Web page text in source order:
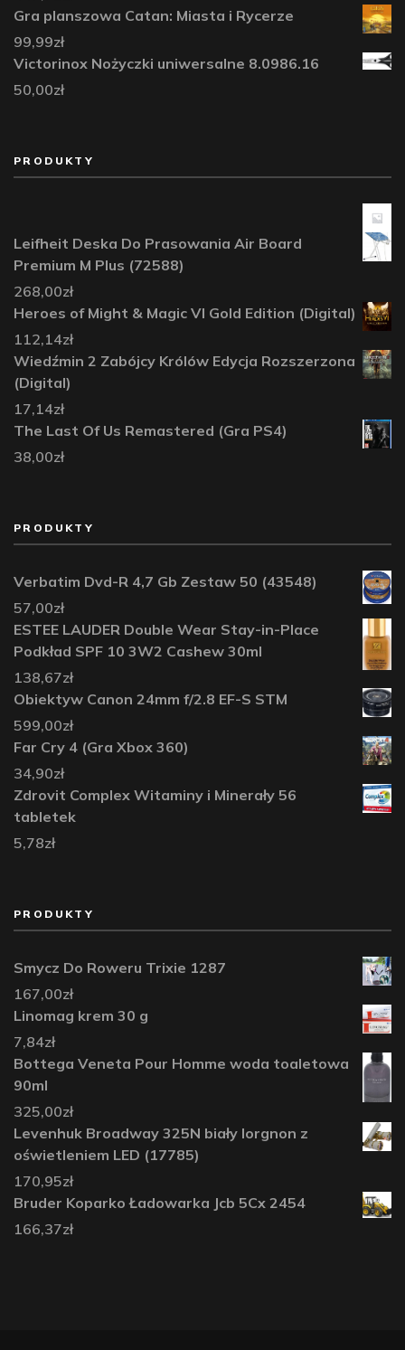
Gra planszowa Catan: Miasta i Rycerze
99,99zł
Victorinox Nożyczki uniwersalne 8.0986.16
50,00zł
PRODUKTY
Leifheit Deska Do Prasowania Air Board
Premium M Plus (72588)
268,00zł
Heroes of Might & Magic VI Gold Edition (Digital)
112,14zł
Wiedźmin 2 Zabójcy Królów Edycja Rozszerzona
(Digital)
17,14zł
The Last Of Us Remastered (Gra PS4)
38,00zł
PRODUKTY
Verbatim Dvd-R 4,7 Gb Zestaw 50 (43548)
57,00zł
ESTEE LAUDER Double Wear Stay-in-Place
Podkład SPF 10 3W2 Cashew 30ml
138,67zł
Obiektyw Canon 24mm f/2.8 EF-S STM
599,00zł
Far Cry 4 (Gra Xbox 360)
34,90zł
Zdrovit Complex Witaminy i Minerały 56
tabletek
5,78zł
PRODUKTY
Smycz Do Roweru Trixie 1287
167,00zł
Linomag krem 30 g
7,84zł
Bottega Veneta Pour Homme woda toaletowa
90ml
325,00zł
Levenhuk Broadway 325N biały lorgnon z
oświetleniem LED (17785)
170,95zł
Bruder Koparko Ładowarka Jcb 5Cx 2454
166,37zł